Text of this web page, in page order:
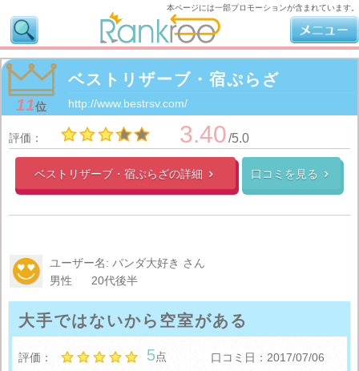
11位
ベストリザーブ・宿ぷらざ
http://www.bestrsv.com/
評価： 3.40/5.0
ベストリザーブ・宿ぷらざの詳細  口コミを見る 
ユーザー名: パンダ大好き さん
男性
20代後半
大手ではないから空室がある
評価： 5点 口コミ日：2017/07/06
本ページには一部プロモーションが含まれています。